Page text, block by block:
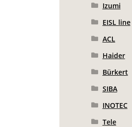
Izumi
EISL line
ACL
Haider
Bürkert
SIBA
INOTEC
Tele